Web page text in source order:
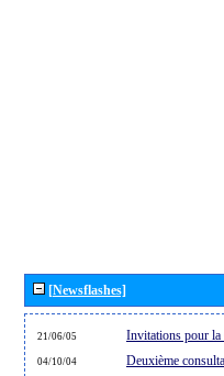
[Newsflashes]
21/06/05 Invitations pour la
04/10/04 Deuxième